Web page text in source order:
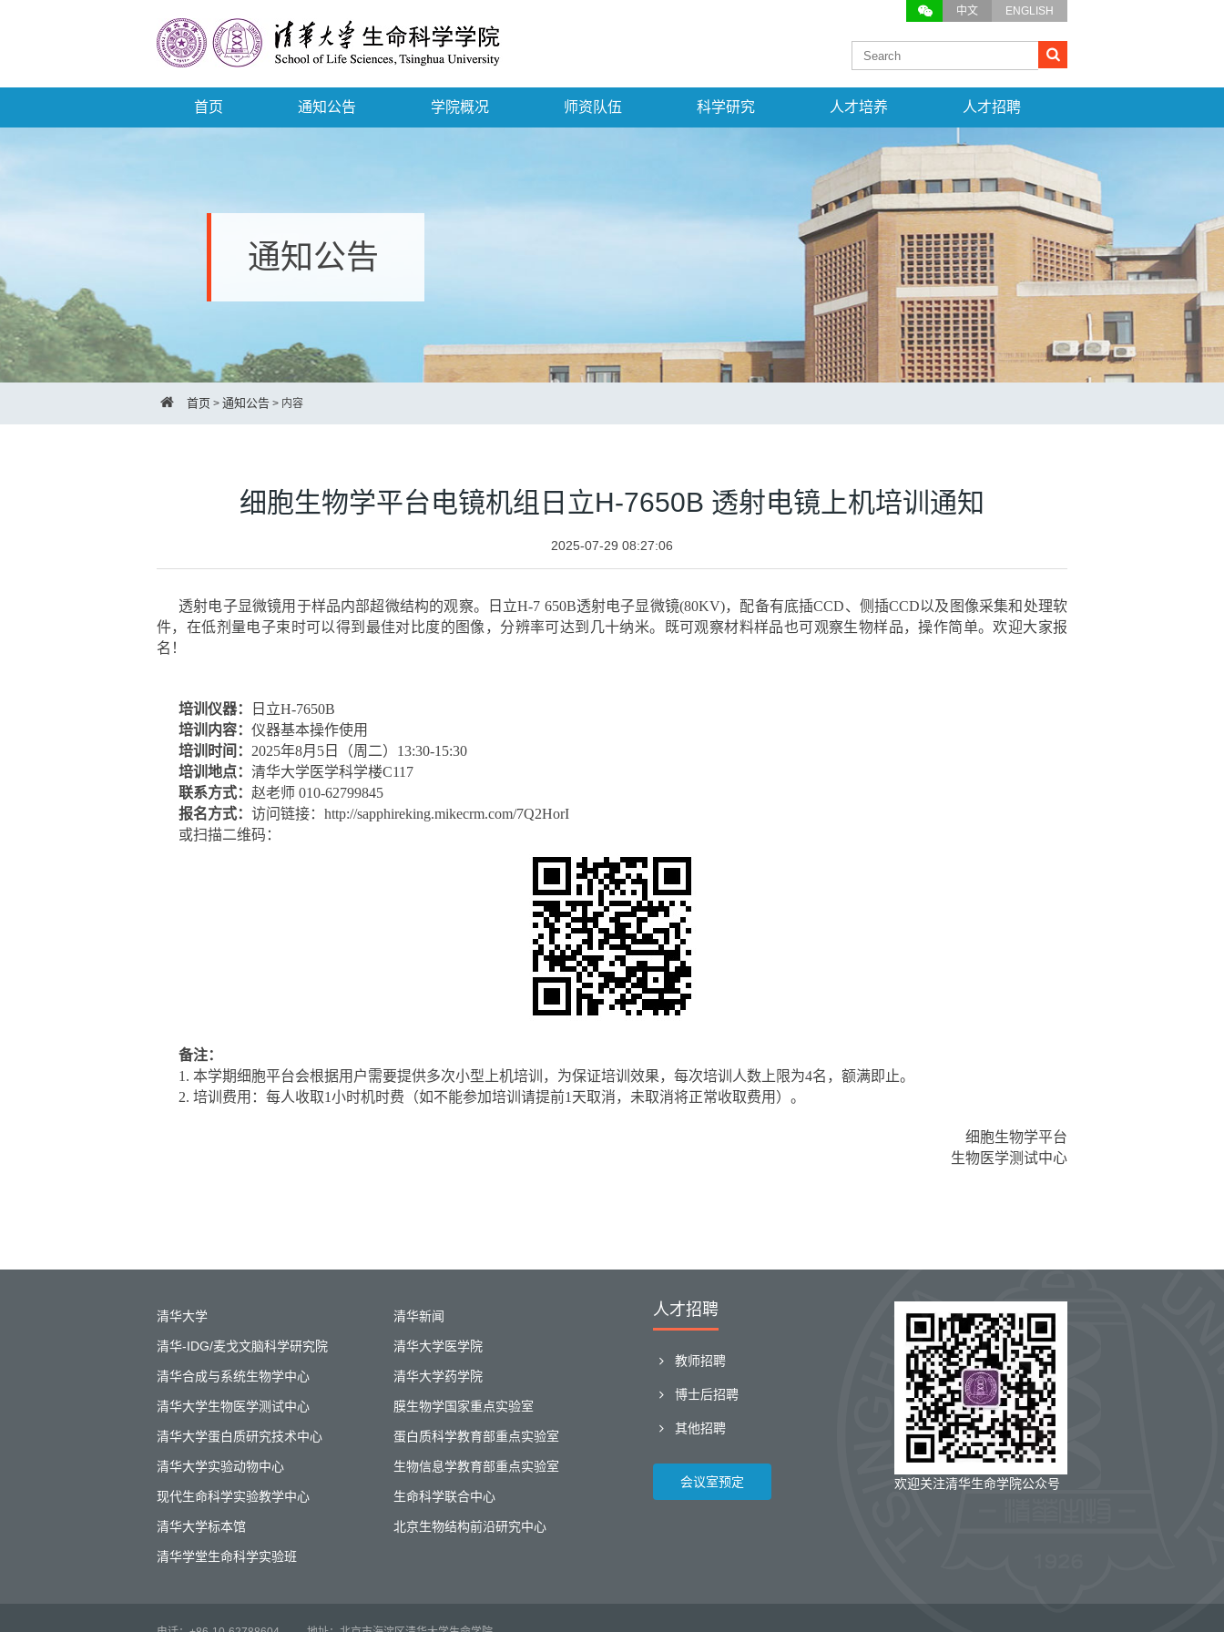
中文 ENGLISH
首页 通知公告 学院概况 师资队伍 科学研究 人才培养 人才招聘
通知公告
首页 > 通知公告 > 内容
细胞生物学平台电镜机组日立H-7650B 透射电镜上机培训通知
2025-07-29 08:27:06
透射电子显微镜用于样品内部超微结构的观察。日立H-7 650B透射电子显微镜(80KV)，配备有底插CCD、侧插CCD以及图像采集和处理软
件，在低剂量电子束时可以得到最佳对比度的图像，分辨率可达到几十纳米。既可观察材料样品也可观察生物样品，操作简单。欢迎大家报
名！
培训仪器：
日立H-7650B
培训内容： 仪器基本操作使用
培训时间： 2025年8月5日（周二）13:30-15:30
培训地点： 清华大学医学科学楼C117
联系方式： 赵老师 010-62799845
报名方式： 访问链接：http://sapphireking.mikecrm.com/7Q2HorI
或扫描二维码：
备注：
1. 本学期细胞平台会根据用户需要提供多次小型上机培训，为保证培训效果，每次培训人数上限为4名，额满即止。
2. 培训费用：每人收取1小时机时费（如不能参加培训请提前1天取消，未取消将正常收取费用）。
细胞生物学平台
生物医学测试中心
欢迎关注清华生命学院公众号
人才招聘
教师招聘
博士后招聘
其他招聘
会议室预定
清华大学 清华新闻
清华-IDG/麦戈文脑科学研究院 清华大学医学院
清华合成与系统生物学中心 清华大学药学院
清华大学生物医学测试中心 膜生物学国家重点实验室
清华大学蛋白质研究技术中心 蛋白质科学教育部重点实验室
清华大学实验动物中心 生物信息学教育部重点实验室
现代生命科学实验教学中心 生命科学联合中心
清华大学标本馆 北京生物结构前沿研究中心
清华学堂生命科学实验班